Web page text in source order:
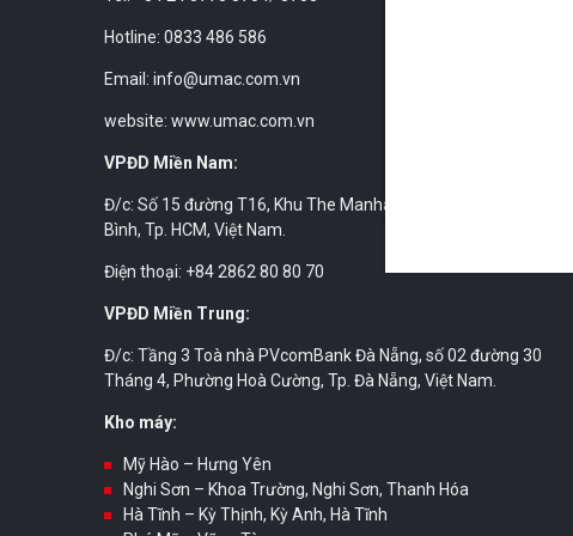
Hotline: 0833 486 586
Email: info@umac.com.vn
website: www.umac.com.vn
VPĐD Miền Nam:
Đ/c: Số 15 đường T16, Khu The Manhattan, phường Long
Bình, Tp. HCM, Việt Nam.
Điện thoại: +84 2862 80 80 70
VPĐD Miền Trung:
Đ/c: Tầng 3 Toà nhà PVcomBank Đà Nẵng, số 02 đường 30
Tháng 4, Phường Hoà Cường, Tp. Đà Nẵng, Việt Nam.
Kho máy:
Mỹ Hào – Hưng Yên
Nghi Sơn – Khoa Trường, Nghi Sơn, Thanh Hóa
Hà Tĩnh – Kỳ Thịnh, Kỳ Anh, Hà Tĩnh